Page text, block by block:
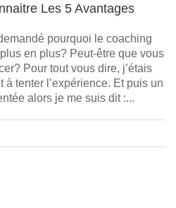
Les 5 Avantages
pourquoi le coaching
en plus? Peut-être que vous
Pour tout vous dire, j’étais
à tenter l’expérience. Et puis un
alors je me suis dit :...